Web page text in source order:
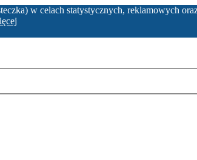
w celach statystycznych, reklamowych